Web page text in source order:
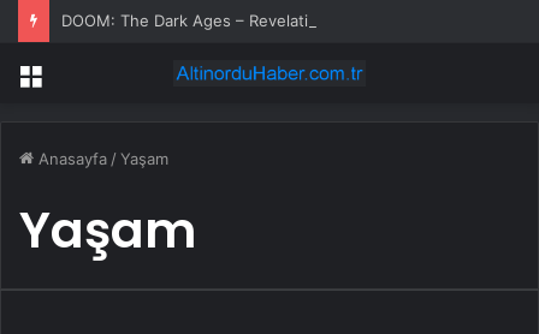
DOOM: The Dark Ages – Revelations (DLC) – İnceleme
Menü
Anasayfa /Yaşam
Yaşam